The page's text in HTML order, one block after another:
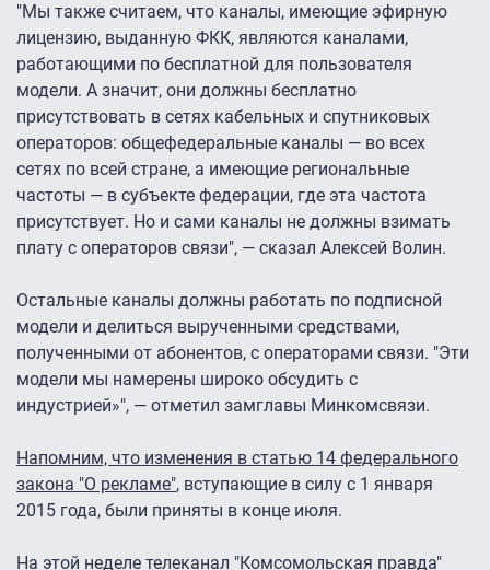
"Мы также считаем, что каналы, имеющие эфирную
лицензию, выданную ФКК, являются каналами,
работающими по бесплатной для пользователя
модели. А значит, они должны бесплатно
присутствовать в сетях кабельных и спутниковых
операторов: общефедеральные каналы — во всех
сетях по всей стране, а имеющие региональные
частоты — в субъекте федерации, где эта частота
присутствует. Но и сами каналы не должны взимать
плату с операторов связи", — сказал Алексей Волин.
Остальные каналы должны работать по подписной
модели и делиться вырученными средствами,
полученными от абонентов, с операторами связи. "Эти
модели мы намерены широко обсудить с
индустрией»", — отметил замглавы Минкомсвязи.
Напомним, что изменения в статью 14 федерального
закона "О рекламе", вступающие в силу с 1 января
2015 года, были приняты в конце июля.
На этой неделе телеканал "Комсомольская правда"